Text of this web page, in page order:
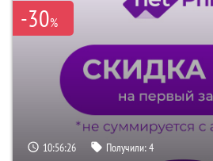
-30%
10:56:25 Получили:4